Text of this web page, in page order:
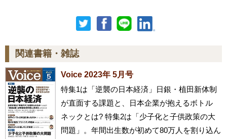
関連書籍・雑誌
Voice 2023年 5月号
特集1は「逆襲の日本経済」日銀・植田新体制
が直面する課題と、日本企業が抱えるボトル
ネックとは? 特集2は「少子化と子供政策の大
問題」。年間出生数が初めて80万人を割り込ん